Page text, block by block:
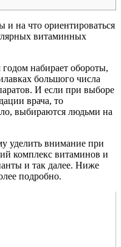
на что ориентироваться
витаминных
набирает обороты,
большого числа
И если при выборе
врача, то
выбираются людьми на
уделить внимание при
комплекс витаминов и
и так далее. Ниже
подробно.